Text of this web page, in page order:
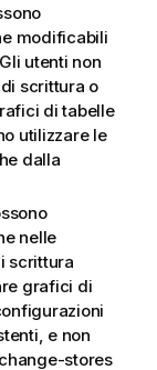
modificabili
utenti non
scrittura o
di tabelle
utilizzare le
dalla
nelle
scrittura
grafici di
e non
change-stores